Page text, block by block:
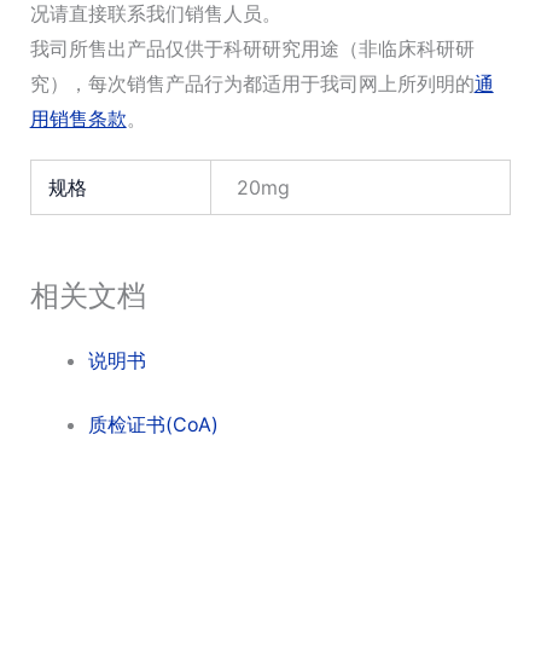
况请直接联系我们销售人员。
我司所售出产品仅供于科研研究用途（非临床科研研
究），每次销售产品行为都适用于我司网上所列明的通
用销售条款。
规格 20mg
相关文档
说明书
质检证书(CoA)